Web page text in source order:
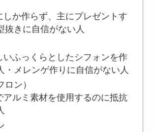
か作らず、主にプレゼントす
抜きに自信がない人
ふっくらとしたシフォンを作
・メレンゲ作りに自信がない人
ン）
ルミ素材を使用するのに抵抗